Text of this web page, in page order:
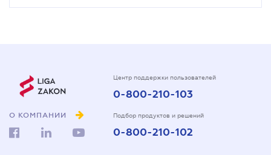
О КОМПАНИИ
Центр поддержки пользователей
0-800-210-103
Подбор продуктов и решений
0-800-210-102